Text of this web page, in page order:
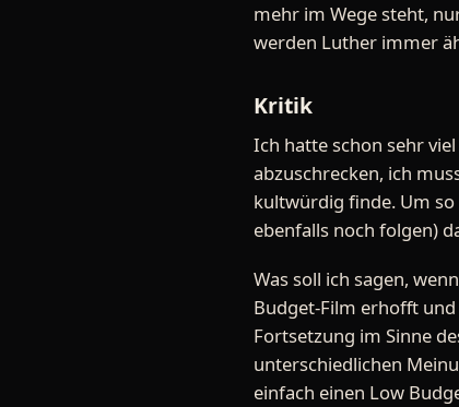
mehr im Wege steht,
werden Luther immer
Kritik
Ich hatte schon sehr
abzuschrecken, ich
kultwürdig finde. Um so
ebenfalls noch folgen)
Was soll ich sagen,
Budget-Film erhofft
Fortsetzung im Sinne
unterschiedlichen
einfach einen Low